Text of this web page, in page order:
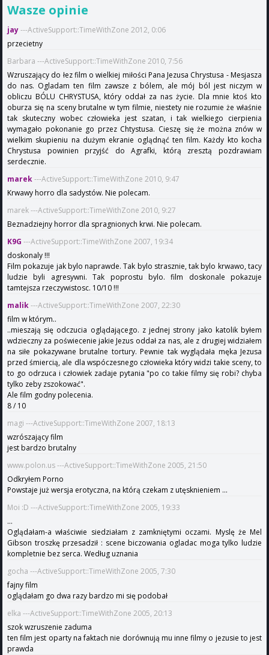
Wasze opinie
jay---ActiveSupport::TimeWithZone 2012, 0:06
przecietny
Barbara ---ActiveSupport::TimeWithZone 2010, 7:56
Wzruszający do łez film o wielkiej miłości Pana Jezusa Chrystusa - Mesjasza
do nas. Ogladam ten film zawsze z bólem, ale mój ból jest niczym w
obliczu BÓLU CHRYSTUSA, który oddał za nas życie. Dla mnie ktoś kto
oburza się na sceny brutalne w tym filmie, niestety nie rozumie że właśnie
tak skuteczny wobec człowieka jest szatan, i tak wielkiego cierpienia
wymagało pokonanie go przez Chtystusa. Cieszę się że można znów w
wielkim skupieniu na dużym ekranie oglądnąć ten film. Każdy kto kocha
Chrystusa powinien przyjść do Agrafki, którą zresztą pozdrawiam
serdecznie.
marek---ActiveSupport::TimeWithZone 2010, 9:47
Krwawy horro dla sadystów. Nie polecam.
marek ---ActiveSupport::TimeWithZone 2010, 9:27
Beznadziejny horror dla spragnionych krwi. Nie polecam.
K9G ---ActiveSupport::TimeWithZone 2007, 19:34
doskonaly !!!
Film pokazuje jak bylo naprawde. Tak bylo strasznie, tak bylo krwawo, tacy
ludzie byli agresywni. Tak poprostu bylo. film doskonale pokazuje
tamtejsza rzeczywistosc. 10/10 !!!
malik---ActiveSupport::TimeWithZone 2007, 22:30
film w którym..
..mieszają się odczucia oglądającego. z jednej strony jako katolik byłem
wdzieczny za poświecenie jakie Jezus oddał za nas, ale z drugiej widziałem
na siłe pokazywane brutalne tortury. Pewnie tak wyglądała męka Jezusa
przed śmiercią, ale dla wspóczesnego człowieka który widzi takie sceny, to
to go odrzuca i człowiek zadaje pytania "po co takie filmy się robi? chyba
tylko zeby zszokować".
Ale film godny polecenia.
8 / 10
magi ---ActiveSupport::TimeWithZone 2007, 18:13
wzrószający film
jest bardzo brutalny
www.polon.us ---ActiveSupport::TimeWithZone 2005, 21:50
Odkryłem Porno
Powstaje już wersja erotyczna, na którą czekam z utęsknieniem ...
Moi :D ---ActiveSupport::TimeWithZone 2005, 19:33
...
Oglądałam-a właściwie siedziałam z zamkniętymi oczami. Myslę że Mel
Gibson troszkę przesadził : scene biczowania ogladac moga tylko ludzie
kompletnie bez serca. Według uznania
gocha ---ActiveSupport::TimeWithZone 2005, 7:30
fajny film
oglądałam go dwa razy bardzo mi się podobał
elka ---ActiveSupport::TimeWithZone 2005, 20:13
szok wzruszenie zaduma
ten film jest oparty na faktach nie dorównują mu inne filmy o jezusie to jest
prawda